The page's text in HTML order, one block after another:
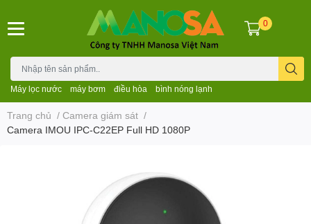
Máy lọc nước máy bơm điều hòa bình nóng lạnh
0
Trang chủ / Camera giám sát /
Camera IMOU IPC-C22EP Full HD 1080P